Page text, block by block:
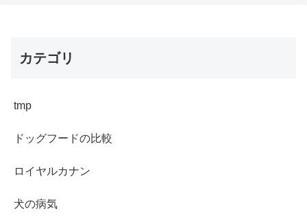
カテゴリ
tmp
ドッグフードの比較
ロイヤルカナン
犬の病気